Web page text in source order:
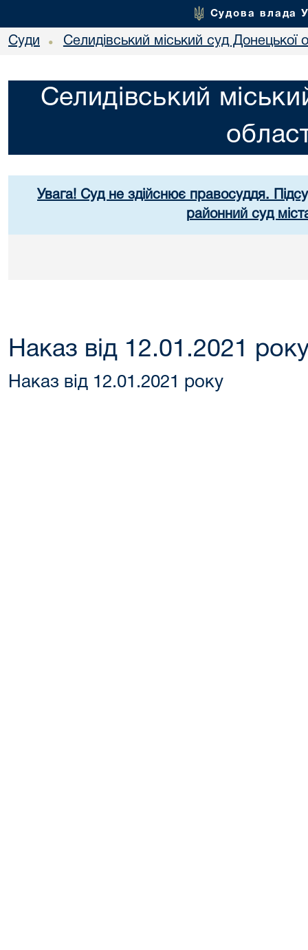
Судова влада
Суди • Селидівський міський суд Донецької
Селидівський
Увага! Суд не здійснює правосуддя.
районний суд
Наказ від 12.01.2021
Наказ від 12.01.2021 року